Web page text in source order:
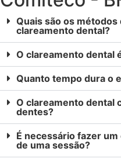
Quais são os
clareamento dental?
O clareamento dental
Quanto tempo dura o
O clareamento dental
dentes?
É necessário fazer
de uma sessão?